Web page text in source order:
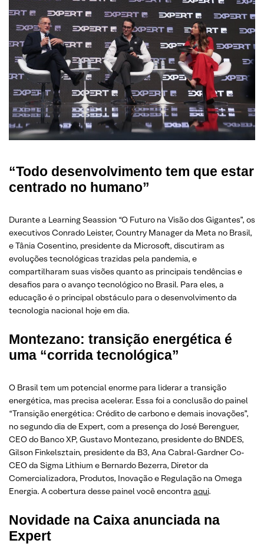
“Todo desenvolvimento tem que estar
centrado no humano”
Durante a Learning Seassion “O Futuro na Visão dos Gigantes”, os
executivos Conrado Leister, Country Manager da Meta no Brasil,
e Tânia Cosentino, presidente da Microsoft, discutiram as
evoluções tecnológicas trazidas pela pandemia, e
compartilharam suas visões quanto as principais tendências e
desafios para o avanço tecnológico no Brasil. Para eles, a
educação é o principal obstáculo para o desenvolvimento da
tecnologia nacional hoje em dia.
Montezano: transição energética é
uma “corrida tecnológica”
O Brasil tem um potencial enorme para liderar a transição
energética, mas precisa acelerar. Essa foi a conclusão do painel
“Transição energética: Crédito de carbono e demais inovações”,
no segundo dia de Expert, com a presença do José Berenguer,
CEO do Banco XP, Gustavo Montezano, presidente do BNDES,
Gilson Finkelsztain, presidente da B3, Ana Cabral-Gardner Co-
CEO da Sigma Lithium e Bernardo Bezerra, Diretor da
Comercializadora, Produtos, Inovação e Regulação na Omega
Energia. A cobertura desse painel você encontra aqui.
Novidade na Caixa anunciada na
Expert